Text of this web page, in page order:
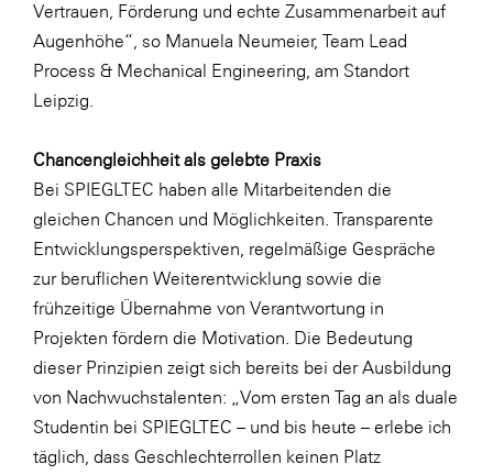
Primark
Salesforce
sebamed
SERVICE&MORE
SKINUANCE®
Sony DADC
SPIEGLTEC
STIHL Tirol
Trend Micro
TAG GmbH
Vertrauen, Förderung und echte Zusammenarbeit auf
Augenhöhe“, so Manuela Neumeier, Team Lead
Process & Mechanical Engineering, am Standort
Leipzig.
Chancengleichheit als gelebte Praxis
Bei SPIEGLTEC haben alle Mitarbeitenden die
gleichen Chancen und Möglichkeiten. Transparente
Entwicklungsperspektiven, regelmäßige Gespräche
zur beruflichen Weiterentwicklung sowie die
frühzeitige Übernahme von Verantwortung in
Projekten fördern die Motivation. Die Bedeutung
dieser Prinzipien zeigt sich bereits bei der Ausbildung
von Nachwuchstalenten: „Vom ersten Tag an als duale
Studentin bei SPIEGLTEC – und bis heute – erlebe ich
täglich, dass Geschlechterrollen keinen Platz